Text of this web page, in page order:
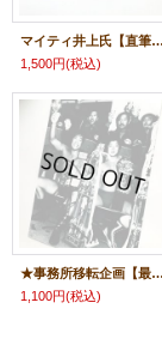
マイティ井上氏【直筆サイン入り生写真】B（IWA世界王者入り）
1,500円(税込)
★事務所移転企画【最大50％OFF】!!★マイティ井上氏【直筆サイン入り生写真】E
1,100円(税込)